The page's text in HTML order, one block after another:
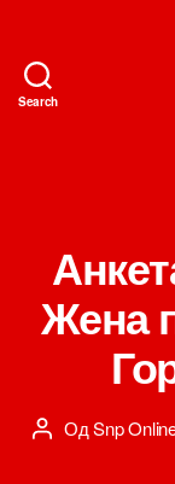
Search
Жена
Аутор
ОдSnp